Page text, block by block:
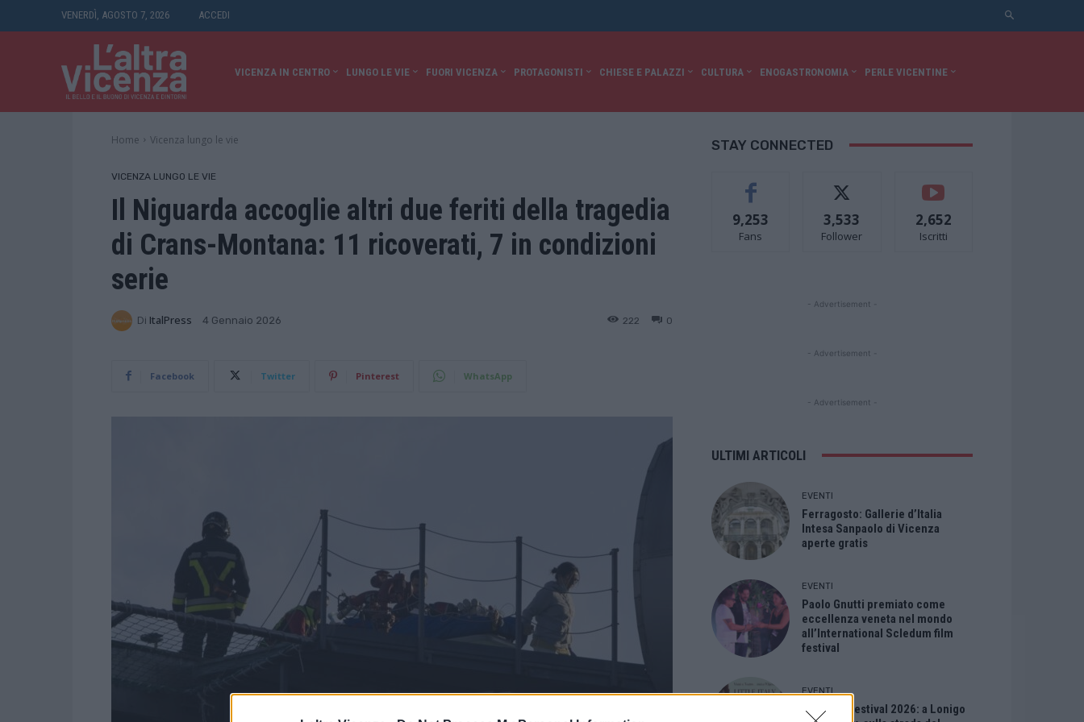
VENERDÌ, AGOSTO 7, 2026 ACCEDI
VICENZA IN CENTRO LUNGO LE VIE FUORI VICENZA PROTAGONISTI CHIESE E PALAZZI CULTURA ENOGASTRONOMIA PERLE VICENTINE
Home Vicenza lungo le vie
VICENZA LUNGO LE VIE
Il Niguarda accoglie altri due feriti della tragedia
di Crans-Montana: 11 ricoverati, 7 in condizioni
serie
Di ItalPress 4 Gennaio 2026 0
222
Facebook Twitter Pinterest WhatsApp
STAY CONNECTED
9,253
Fans
3,533
Follower
2,652
Iscritti
- Advertisement -
- Advertisement -
- Advertisement -
ULTIMI ARTICOLI
EVENTI
Ferragosto: Gallerie d’Italia
Intesa Sanpaolo di Vicenza
aperte gratis
EVENTI
Paolo Gnutti premiato come
eccellenza veneta nel mondo
all’International Scledum film
festival
EVENTI
Berici in Festival 2026: a Lonigo